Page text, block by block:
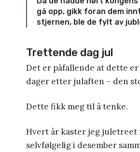
gå opp, gikk foran dem
stjernen, ble de fylt av
Trettende dag jul
Det er påfallende at dette er
dager etter julaften – den
Dette fikk meg til å tenke.
Hvert år kaster jeg juletreet
selvfølgelig i desember